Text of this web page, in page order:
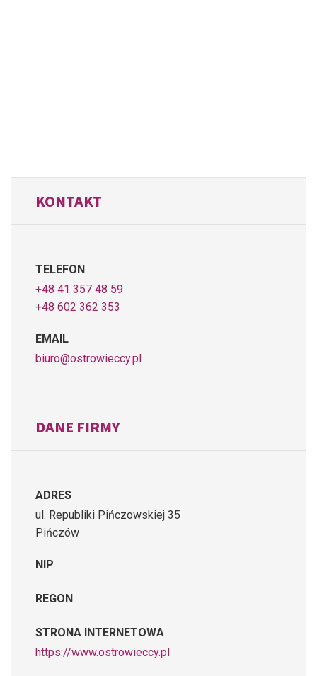
KONTAKT
TELEFON
+48 41 357 48 59
+48 602 362 353
EMAIL
biuro@ostrowieccy.pl
DANE FIRMY
ADRES
ul. Republiki Pińczowskiej 35
Pińczów
NIP
REGON
STRONA INTERNETOWA
https://www.ostrowieccy.pl